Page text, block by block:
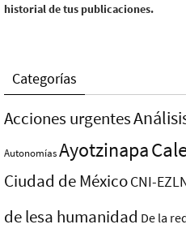
historial de tus publicaciones.
Categorías
Acciones urgentes
AutonomíasAyotzinapa
Ciudad de MéxicoCNI-
de lesa humanidad De la